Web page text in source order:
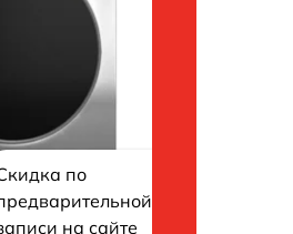
по
на сайте